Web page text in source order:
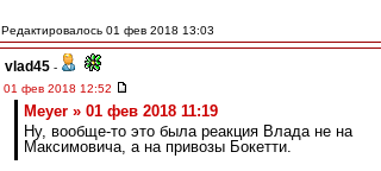
Редактировалось 01 фев 2018 13:03
vlad45 -
01 фев 2018 12:52
Meyer » 01 фев 2018 11:19
Ну, вообще-то это была реакция Влада не на
Максимовича, а на привозы Бокетти.